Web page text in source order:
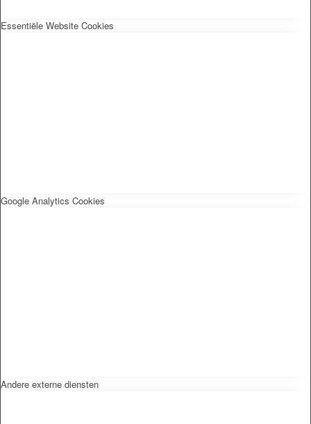
Essentiële Website Cookies
Google Analytics Cookies
Andere externe diensten